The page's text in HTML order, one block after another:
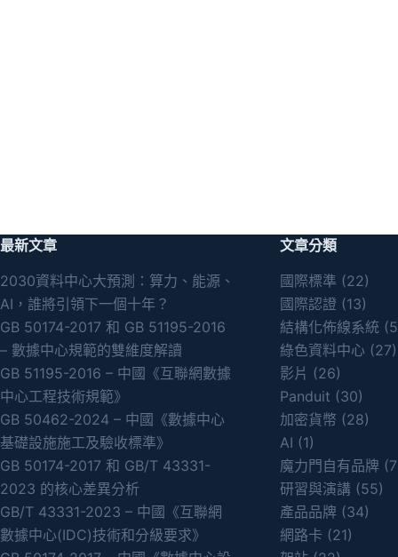
最新文章
2030資料中心大預測：算力、能源、
AI，誰將引領下一個十年？
GB 50174-2017 和 GB 51195-2016
– 數據中心規範的雙維度解讀
GB 51195-2016 – 中國《互聯網數據
中心工程技術規範》
GB 50462-2024 – 中國《數據中心
基礎設施施工及驗收標準》
GB 50174-2017 和 GB/T 43331-
2023 的核心差異分析
GB/T 43331-2023 – 中國《互聯網
數據中心(IDC)技術和分級要求》
文章分類
國際標準 (22)
國際認證(13)
結構化佈線系統
綠色資料中心(27)
影片 (26)
Panduit (30)
加密貨幣 (28)
AI (1)
魔力門自有品牌
研習與演講(55)
產品品牌(34)
網路卡 (21)